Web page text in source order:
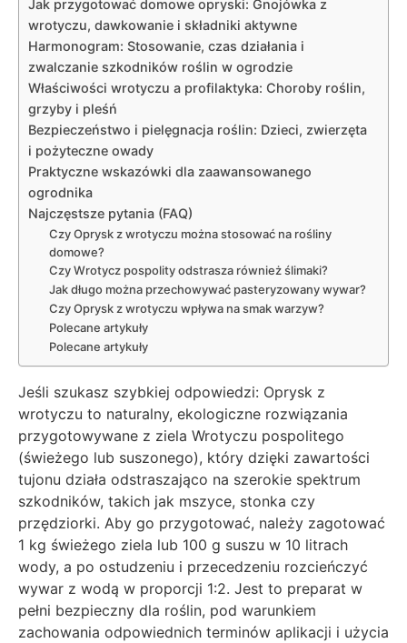
Jak przygotować domowe opryski: Gnojówka z
wrotyczu, dawkowanie i składniki aktywne
Harmonogram: Stosowanie, czas działania i
zwalczanie szkodników roślin w ogrodzie
Właściwości wrotyczu a profilaktyka: Choroby roślin,
grzyby i pleśń
Bezpieczeństwo i pielęgnacja roślin: Dzieci, zwierzęta
i pożyteczne owady
Praktyczne wskazówki dla zaawansowanego
ogrodnika
Najczęstsze pytania (FAQ)
Czy Oprysk z wrotyczu można stosować na rośliny
domowe?
Czy Wrotycz pospolity odstrasza również ślimaki?
Jak długo można przechowywać pasteryzowany wywar?
Czy Oprysk z wrotyczu wpływa na smak warzyw?
Polecane artykuły
Polecane artykuły
Jeśli szukasz szybkiej odpowiedzi: Oprysk z
wrotyczu to naturalny, ekologiczne rozwiązania
przygotowywane z ziela Wrotyczu pospolitego
(świeżego lub suszonego), który dzięki zawartości
tujonu działa odstraszająco na szerokie spektrum
szkodników, takich jak mszyce, stonka czy
przędziorki. Aby go przygotować, należy zagotować
1 kg świeżego ziela lub 100 g suszu w 10 litrach
wody, a po ostudzeniu i przecedzeniu rozcieńczyć
wywar z wodą w proporcji 1:2. Jest to preparat w
pełni bezpieczny dla roślin, pod warunkiem
zachowania odpowiednich terminów aplikacji i użycia